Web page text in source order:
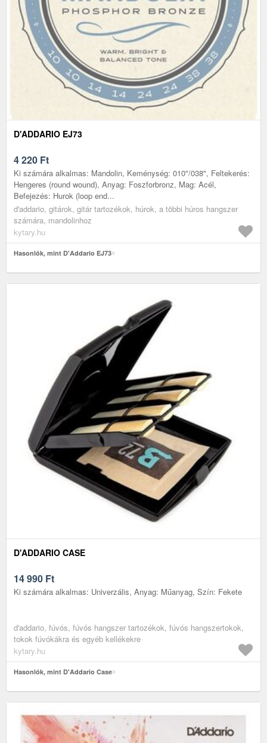
D'ADDARIO EJ73
4 220 Ft
Ki számára alkalmas: Mandolin, Keménység: 010"/038", Feltekerés:
Hengeres (round wound), Anyag: Foszforbronz, Mag: Acél,
Befejezés: Hurok (loop end...
d'addario, gitárok, gitár tartozékok, húrok, a többi húros hangszer
számára, mandolinhoz
kytary.hu
Hasonlók, mint D'Addario EJ73
D'ADDARIO CASE
14 990 Ft
Ki számára alkalmas: Univerzális, Anyag: Műanyag, Szín: Fekete
d'addario, fúvós, fúvós hangszer tartozékok, fúvós hangszertokok,
tokok fúvókákra és egyéb kellékekre
kytary.hu
Hasonlók, mint D'Addario Case